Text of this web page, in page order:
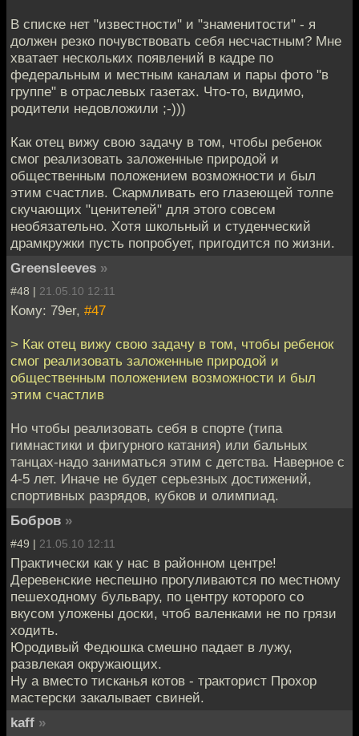
В списке нет "известности" и "знаменитости" - я
должен резко почувствовать себя несчастным? Мне
хватает нескольких появлений в кадре по
федеральным и местным каналам и пары фото "в
группе" в отраслевых газетах. Что-то, видимо,
родители недовложили ;-)))
Как отец вижу свою задачу в том, чтобы ребенок
смог реализовать заложенные природой и
общественным положением возможности и был
этим счастлив. Скармливать его глазеющей толпе
скучающих "ценителей" для этого совсем
необязательно. Хотя школьный и студенческий
драмкружки пусть попробует, пригодится по жизни.
Greensleeves »
#48 | 21.05.10 12:11
Кому: 79er, #47
> Как отец вижу свою задачу в том, чтобы ребенок
смог реализовать заложенные природой и
общественным положением возможности и был
этим счастлив
Но чтобы реализовать себя в спорте (типа
гимнастики и фигурного катания) или бальных
танцах-надо заниматься этим с детства. Наверное с
4-5 лет. Иначе не будет серьезных достижений,
спортивных разрядов, кубков и олимпиад.
Бобров »
#49 | 21.05.10 12:11
Практически как у нас в районном центре!
Деревенские неспешно прогуливаются по местному
пешеходному бульвару, по центру которого со
вкусом уложены доски, чтоб валенками не по грязи
ходить.
Юродивый Федюшка смешно падает в лужу,
развлекая окружающих.
Ну а вместо тисканья котов - тракторист Прохор
мастерски закалывает свиней.
kaff »